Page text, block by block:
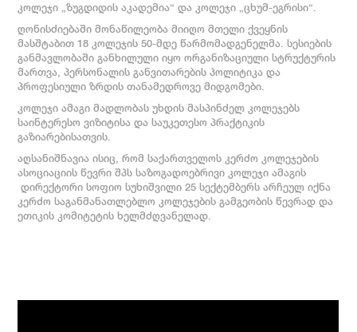
კოლეჯი „ზუგდიდის აკადემია“ და კოლეჯი „ცხუმ-ეგრისი“.
ღონისძიებაში მონაწილეობა მიიღო მთელი ქვეყნის
მასშტაბით 18 კოლეჯის 50-მდე წარმომადგენელმა. სესიების
განმავლობაში განხილული იყო ორგანიზაციული სტრუქტურის
მართვა, პერსონალის განვითარების პოლიტიკა და
პროფესიული ზრდის თანამედროვე მიდგომები.
კოლეჯი ამაგი მადლობას უხდის მასპინძელ კოლეჯებს
საინტერესო ვიზიტისა და საუკეთესო პრაქტიკის
გაზიარებისათვის.
აღსანიშნავია ისიც, რომ საქართველოს კერძო კოლეჯების
ასოციაციის წევრი შპს საზოგადოებრივი კოლეჯი ამაგის
დირექტორი სოფიო სუხიშვილი 25 სექტემბერს არჩეულ იქნა
კერძო საგანმანათლებლო კოლეჯების გამგეობის წევრად და
ეთიკის კომიტეტის ხელმძღვანელად.